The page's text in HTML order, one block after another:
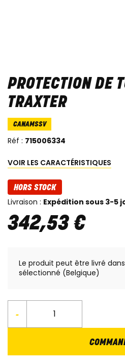
PROTECTION DE
TRAXTER
CANAMSSV
Réf : 715006334
VOIR LES CARACTÉRISTIQUES
HORS STOCK
Livraison : Expédition sous 3-5
342,53 €
Le produit peut être livré
sélectionné (Belgique)
-